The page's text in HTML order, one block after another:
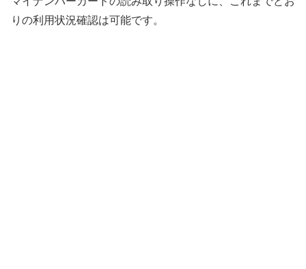
りの利用状況確認は可能です。